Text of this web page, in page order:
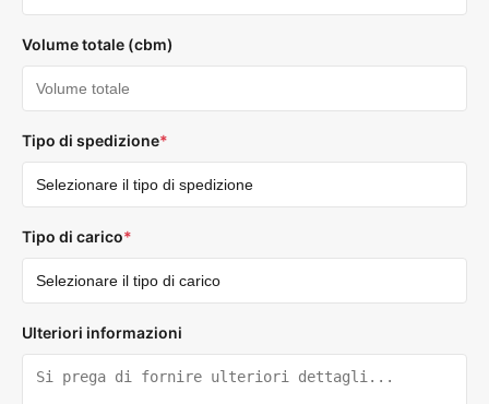
Volume totale (cbm)
Tipo di spedizione*
Tipo di carico*
Ulteriori informazioni